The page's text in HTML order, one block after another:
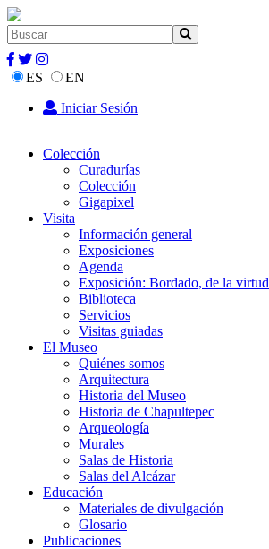
ES
EN
Iniciar Sesión
Colección
Curadurías
Colección
Gigapixel
Visita
Información general
Exposiciones
Agenda
Exposición: Bordado, de la virtud
Biblioteca
Servicios
Visitas guiadas
El Museo
Quiénes somos
Arquitectura
Historia del Museo
Historia de Chapultepec
Arqueología
Murales
Salas de Historia
Salas del Alcázar
Educación
Materiales de divulgación
Glosario
Publicaciones